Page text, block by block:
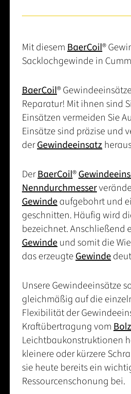
Mit diesemBaerCoil®
Sacklochgewinde in
BaerCoil®
Reparatur! Mit ihnen sind
Einsätzen vermeiden Sie
Einsätze sind präzise und
derGewindeeinsatz
DerBaerCoil®
Nenndurchmesser
Gewindeaufgebohrt und
geschnitten. Häufig wird
bezeichnet. Anschließend
Gewindeund somit die
das erzeugteGewinde
Unsere Gewindeeinsätze
gleichmäßig auf die
Flexibilität der
Kraftübertragung vom
Leichtbaukonstruktionen
kleinere oder kürzere
sie heute bereits ein
Ressourcenschonung bei.